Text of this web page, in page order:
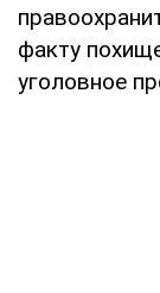
факту
уголовное